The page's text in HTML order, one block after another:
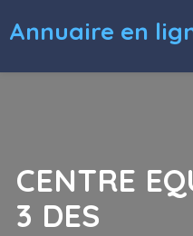
Annuaire en
CENTRE
3 DES